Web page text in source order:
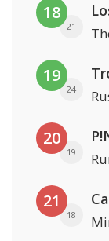
18
21
19
24
20
19
21
18